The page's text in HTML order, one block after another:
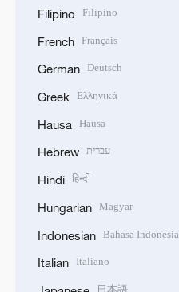
Filipino Filipino
French Français
German Deutsch
Greek Ελληνικά
Hausa Hausa
Hebrew עברית
Hindi हिन्दी
Hungarian Magyar
Indonesian Bahasa Indonesia
Italian Italiano